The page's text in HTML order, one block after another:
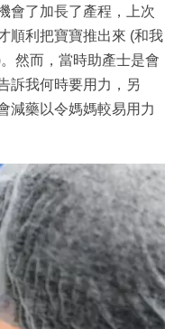
會了加長了產程，上次
順利把寶寶推出來 (和我
然而，當時助產士是會
訴我何時要用力，另
減藥以令媽媽較易用力